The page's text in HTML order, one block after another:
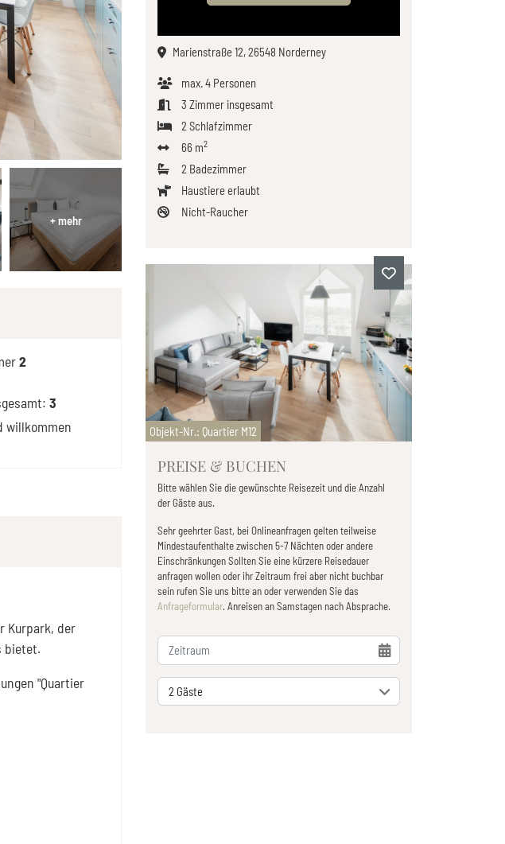
2
: 3
willkommen
Kurpark, der
bietet.
"Quartier
Marienstraße 12, 26548 Norderney
max. 4 Personen
3Zimmer insgesamt
2Schlafzimmer
66 m2
2 Badezimmer
Haustiere erlaubt
Nicht-Raucher
Objekt-Nr.: Quartier M12
PREISE & BUCHEN
Bitte wählen Sie die gewünschte Reisezeit und die Anzahl
der Gäste aus.
Sehr geehrter Gast, bei Onlineanfragen gelten teilweise
Mindestaufenthalte zwischen 5-7 Nächten oder andere
Einschränkungen Sollten Sie eine kürzere Reisedauer
anfragen wollen oder ihr Zeitraum frei aber nicht buchbar
sein rufen Sie uns bitte an oder verwenden Sie das
Anfrageformular. Anreisen an Samstagen nach Absprache.